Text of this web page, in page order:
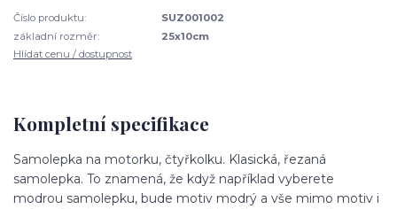
Číslo produktu:
SUZ001002
základní rozměr:
25x10cm
Hlídat cenu / dostupnost
Kompletní specifikace
Samolepka na motorku, čtyřkolku. Klasická, řezaná
samolepka. To znamená, že když například vyberete
modrou samolepku, bude motiv modrý a vše mimo motiv i